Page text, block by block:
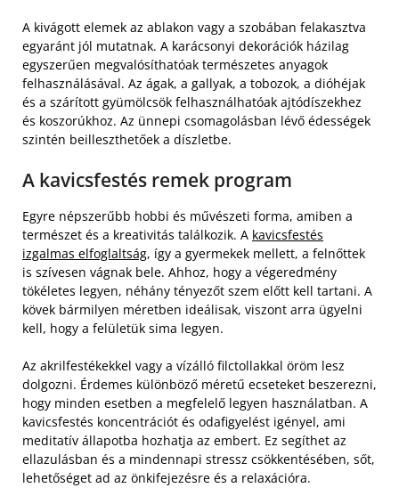
A kivágott elemek az ablakon vagy a szobában felakasztva
egyaránt jól mutatnak. A karácsonyi dekorációk házilag
egyszerűen megvalósíthatóak természetes anyagok
felhasználásával. Az ágak, a gallyak, a tobozok, a dióhéjak
és a szárított gyümölcsök felhasználhatóak ajtódíszekhez
és koszorúkhoz. Az ünnepi csomagolásban lévő édességek
szintén beilleszthetőek a díszletbe.
A kavicsfestés remek program
Egyre népszerűbb hobbi és művészeti forma, amiben a
természet és a kreativitás találkozik. A kavicsfestés
izgalmas elfoglaltság, így a gyermekek mellett, a felnőttek
is szívesen vágnak bele. Ahhoz, hogy a végeredmény
tökéletes legyen, néhány tényezőt szem előtt kell tartani. A
kövek bármilyen méretben ideálisak, viszont arra ügyelni
kell, hogy a felületük sima legyen.
Az akrilfestékekkel vagy a vízálló filctollakkal öröm lesz
dolgozni. Érdemes különböző méretű ecseteket beszerezni,
hogy minden esetben a megfelelő legyen használatban. A
kavicsfestés koncentrációt és odafigyelést igényel, ami
meditatív állapotba hozhatja az embert. Ez segíthet az
ellazulásban és a mindennapi stressz csökkentésében, sőt,
lehetőséget ad az önkifejezésre és a relaxációra.